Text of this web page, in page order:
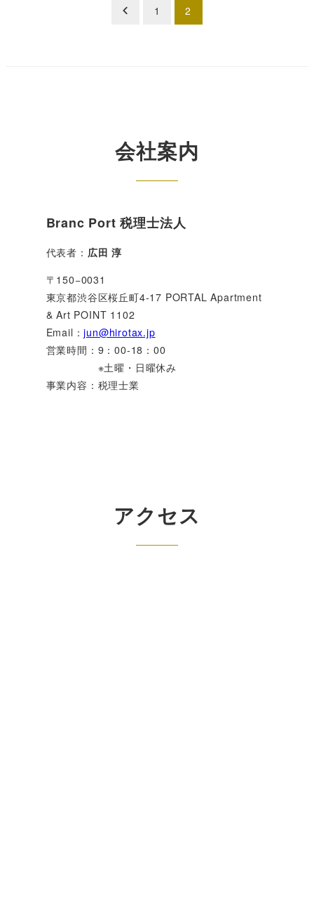
1 2
会社案内
Branc Port 税理士法人
代表者： 広田 淳
〒150−0031
東京都渋谷区桜丘町4-17 PORTAL Apartment
& Art POINT 1102
Email：jun@hirotax.jp
営業時間：9：00-18：00
※土曜・日曜休み
事業内容：税理士業
アクセス